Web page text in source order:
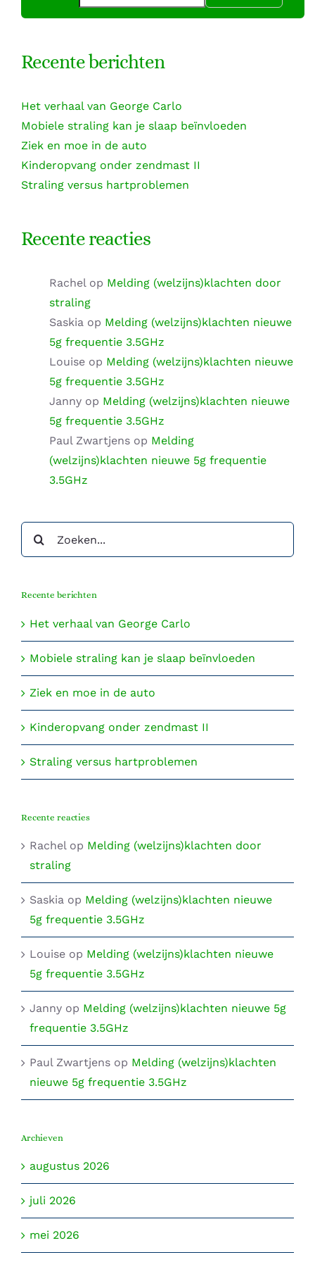
Recente berichten
Het verhaal van George Carlo
Mobiele straling kan je slaap beïnvloeden
Ziek en moe in de auto
Kinderopvang onder zendmast II
Straling versus hartproblemen
Recente reacties
Rachelop Melding (welzijns)klachten door
straling
Saskia op Melding (welzijns)klachten nieuwe
5g frequentie 3.5GHz
Louise op Melding (welzijns)klachten nieuwe
5g frequentie 3.5GHz
Janny op Melding (welzijns)klachten nieuwe
5g frequentie 3.5GHz
Paul Zwartjens op Melding
(welzijns)klachten nieuwe 5g frequentie
3.5GHz
naar:
Recente berichten
Het verhaal van George Carlo
Mobiele straling kan je slaap beïnvloeden
Ziek en moe in de auto
Kinderopvang onder zendmast II
Straling versus hartproblemen
Recente reacties
Rachelop Melding (welzijns)klachten door
straling
Saskia op Melding (welzijns)klachten nieuwe
5g frequentie 3.5GHz
Louise op Melding (welzijns)klachten nieuwe
5g frequentie 3.5GHz
Janny op Melding (welzijns)klachten nieuwe 5g
frequentie 3.5GHz
Paul Zwartjens op Melding (welzijns)klachten
nieuwe 5g frequentie 3.5GHz
Archieven
augustus 2026
juli 2026
mei 2026